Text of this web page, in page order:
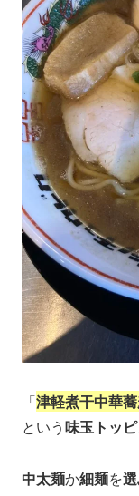
「津軽煮干中華
という味玉トッ
中太麺か細麺を